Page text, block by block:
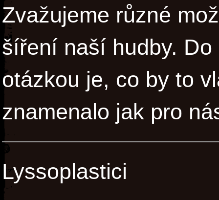
Zvažujeme různé
šíření naší hudby.
otázkou je, co by to
znamenalo jak pro
Lyssoplastici